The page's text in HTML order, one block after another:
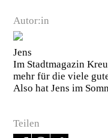
Autor:in
Jens
Im Stadtmagazin
mehr für die viele
Also hat Jens im
Teilen